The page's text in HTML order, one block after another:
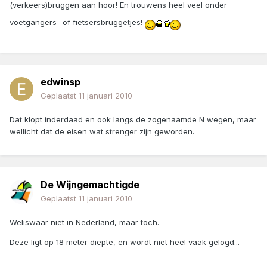
(verkeers)bruggen aan hoor! En trouwens heel veel onder
voetgangers- of fietsersbruggetjes!
edwinsp
Geplaatst 11 januari 2010
Dat klopt inderdaad en ook langs de zogenaamde N wegen, maar
wellicht dat de eisen wat strenger zijn geworden.
De Wijngemachtigde
Geplaatst 11 januari 2010
Weliswaar niet in Nederland, maar toch.
Deze ligt op 18 meter diepte, en wordt niet heel vaak gelogd...